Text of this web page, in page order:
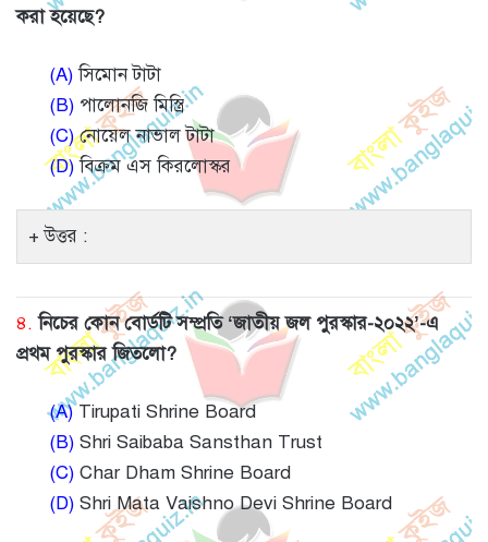
করা হয়েছে?
(A)সিমোন টাটা
(B) পালোনজি মিস্ত্রি
(C)নোয়েল নাভাল টাটা
(D)বিক্রম এস কিরলোস্কর
উত্তর :
৪. নিচের কোন বোর্ডটি সম্প্রতি ‘জাতীয় জল পুরস্কার-২০২২’-এ
প্রথম পুরস্কার জিতলো?
(A)Tirupati Shrine Board
(B) Shri Saibaba Sansthan Trust
(C) Char Dham Shrine Board
(D) Shri Mata Vaishno Devi Shrine Board